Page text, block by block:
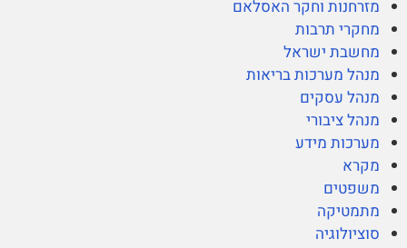
מזרחנות וחקר האסלאם
מחקרי תרבות
מחשבת ישראל
מנהל מערכות בריאות
מנהל עסקים
מנהל ציבורי
מערכות מידע
מקרא
משפטים
מתמטיקה
סוציולוגיה